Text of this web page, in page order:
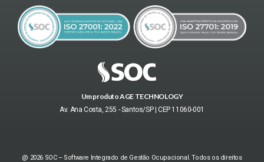
Um produto AGE TECHNOLOGY
Av. Ana Costa, 255 - Santos/SP | CEP 11060-001
@ 2026 SOC – Software Integrado de Gestão Ocupacional. Todos os direitos